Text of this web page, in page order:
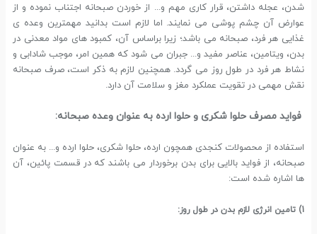
شدن، عجله داشتن، قرار کاری مهم و... از خوردن صبحانه اجتناب نموده و از
عوارض آن چشم پوشی می نمایند. اما لازم است بدانید مهمترین وعده ی
غذایی هر فرد، صبحانه می باشد؛ زیرا براساس آن، کمبود های مواد معدنی در
بدن، ویتامین، عناصر مفید و... جبران می شود که همین امر، موجب شادابی و
نشاط هر فرد در طول روز می گردد. همچنین لازم به ذکر است، صرف صبحانه
نقش مهمی در تقویت عملکرد مغز و سلامت آن دارد.
فواید مصرف حلوا شکری و حلوا ارده به عنوان وعده صبحانه:
استفاده از محصولات کنجدی همچون ارده، حلوا شکری، حلوا ارده و... به عنوان
صبحانه، از فواید بالایی برای بدن برخوردار می باشند که در قسمت پائین، آن
ها اشاره شده است:
1) تامین انرژی لازم بدن در طول روز: